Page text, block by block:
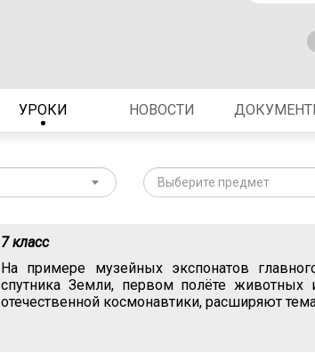
УРОКИ НОВОСТИ
Выберите предмет
7 класс
На примере музейных экспонатов
спутника Земли, первом полёте животных
отечественной космонавтики, расширяют